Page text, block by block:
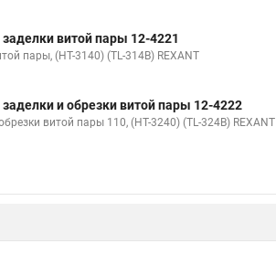
витой пары 12-4221
пары, (HT-3140) (TL-314B) REXANT
и обрезки витой пары 12-4222
витой пары 110, (HT-3240) (TL-324B) REXANT